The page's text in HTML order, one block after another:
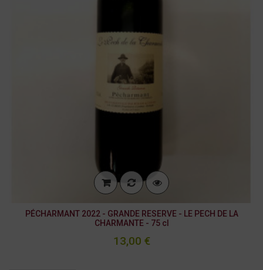
PÉCHARMANT 2022 - GRANDE RESERVE - LE PECH DE LA
CHARMANTE - 75 cl
13,00 €